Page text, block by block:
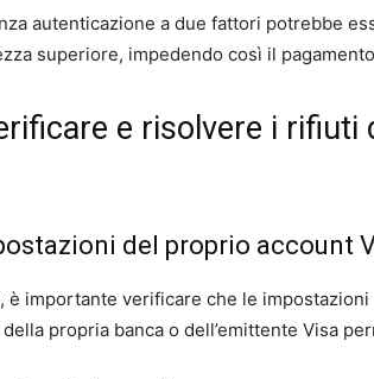
autenticazione a due fattori potrebbe
superiore, impedendo così il
e risolvere i rifiuti
del proprio account
importante verificare che le impostazioni
propria banca o dell’emittente Visa